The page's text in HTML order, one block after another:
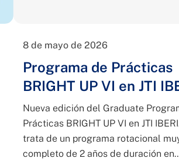
8 de mayo de 2026
Programa de Prácticas
BRIGHT UP VI en JTI
Nueva edición del Graduate
Prácticas BRIGHT UP VI en JTI
trata de un programa rotacional
completo de 2 años de duración